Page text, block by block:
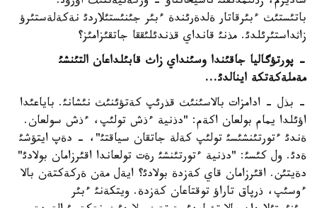
باتئستئث ءبئرقاتار ةلدةرئندة ءبئر جئنئستئلاردئ نةكةلةستئرؤ
زاثداستئرئلدئ. مذنئ قانداي قذندئلئققا جاتقئزامئز؟
- پورتؤگاليا جاقئندا وسئنداي زاث قابئلداعان التئنشئ
مةملةكةتكة اينالدئ...
- بذل - ادامزات بالاسئنئث قذرئپ كةتؤئنئث نئشانئ. باياعئدا
اؤئلدا يمام بولعان اكةم: "دذنية ءذش تولئپ، ءذش سولعان.
ةندئ ءتورتئنشئسئ تولئپ كةلة جاتقان سياقتئ"، - دةپ ايتؤشئ
ةدئ. ول كئسئ: "دذنية ءتورتئنشئ رةت تولعاندا اقئرزامان بولادئ"
دةيتئن. اقئرزامان قاي كةزدة بولادئ؟ ايةل مةن ةركةكتةن بالا
ءوسئپ، ذرپاق تاراؤ توقتاعان كةزدة. ويتكةنئ ءبئر